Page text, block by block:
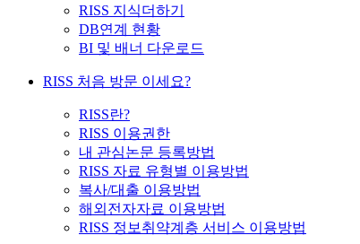
RISS 지식더하기
DB연계 현황
BI 및 배너 다운로드
RISS 처음 방문 이세요?
RISS란?
RISS 이용권한
내 관심논문 등록방법
RISS 자료 유형별 이용방법
복사/대출 이용방법
해외전자자료 이용방법
RISS 정보취약계층 서비스 이용방법